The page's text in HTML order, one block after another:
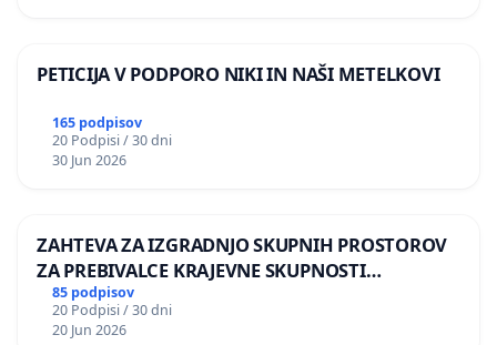
PETICIJA V PODPORO NIKI IN NAŠI METELKOVI
165 podpisov
20 Podpisi / 30 dni
30 Jun 2026
ZAHTEVA ZA IZGRADNJO SKUPNIH PROSTOROV
ZA PREBIVALCE KRAJEVNE SKUPNOSTI
PRESTRANEK
85 podpisov
20 Podpisi / 30 dni
20 Jun 2026